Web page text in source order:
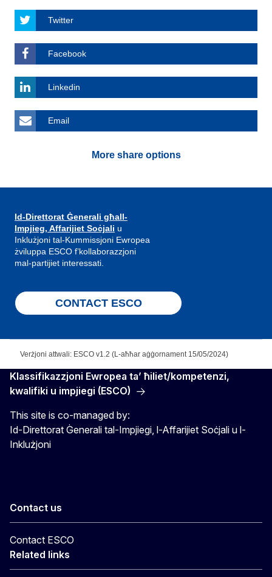
Twitter
Facebook
Linkedin
Email
More share options
Id-Direttorat Ġenerali għall-
Impjieg, Affarijiet Soċjali u
Inklużjoni tal-Kummissjoni Ewropea
żviluppa ESCO f’kollaborazzjoni
mal-partijiet interessati.
CONTACT ESCO
Verżjoni attwali: ESCO v1.2 (L-aħħar aġġornament 15/05/2024)
Klassifikazzjoni Ewropea ta’ ħiliet/kompetenzi,
kwalifiki u impjiegi (ESCO)
This site is co-managed by:
Id-Direttorat Ġenerali tal-Impjiegi, l-Affarijiet Soċjali u l-
Inklużjoni
Contact us
Contact ESCO
Related links